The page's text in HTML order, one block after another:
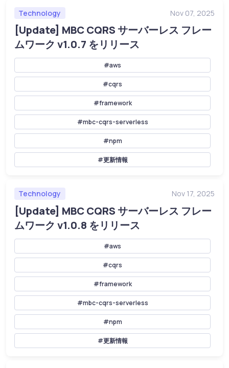
Technology Nov 07, 2025
[Update] MBC CQRS サーバーレス フレー
ムワーク v1.0.7 をリリース
#aws
#cqrs
#framework
#mbc-cqrs-serverless
#npm
#更新情報
Technology Nov 17, 2025
[Update] MBC CQRS サーバーレス フレー
ムワーク v1.0.8 をリリース
#aws
#cqrs
#framework
#mbc-cqrs-serverless
#npm
#更新情報